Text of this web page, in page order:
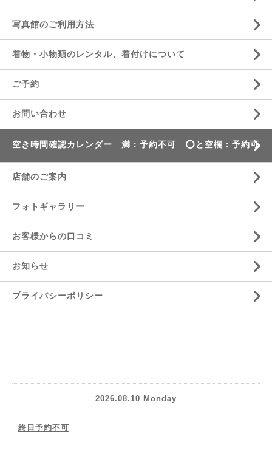
写真館のご利用方法
着物・小物類のレンタル、着付けについて
ご予約
お問い合わせ
空き時間確認カレンダー 満：予約不可 ⭕️と空欄：予約可
店舗のご案内
フォトギャラリー
お客様からの口コミ
お知らせ
プライバシーポリシー
2026.08.10 Monday
終日予約不可